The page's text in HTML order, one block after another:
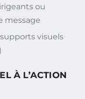
ou
message
visuels
À L’ACTION